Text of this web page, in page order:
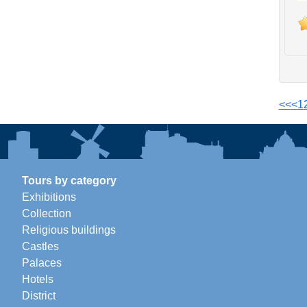
<<<1
Tours by category
Exhibitions
Collection
Religious buildings
Castles
Palaces
Hotels
District